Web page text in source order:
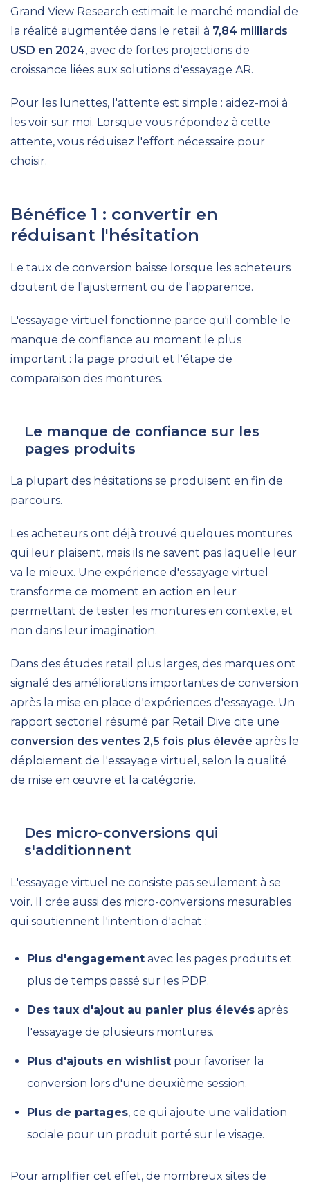
Grand View Research estimait le marché mondial de
la réalité augmentée dans le retail à 7,84 milliards
USD en 2024, avec de fortes projections de
croissance liées aux solutions d'essayage AR.
Pour les lunettes, l'attente est simple : aidez-moi à
les voir sur moi. Lorsque vous répondez à cette
attente, vous réduisez l'effort nécessaire pour
choisir.
Bénéfice 1 : convertir en
réduisant l'hésitation
Le taux de conversion baisse lorsque les acheteurs
doutent de l'ajustement ou de l'apparence.
L'essayage virtuel fonctionne parce qu'il comble le
manque de confiance au moment le plus
important : la page produit et l'étape de
comparaison des montures.
Le manque de confiance sur les
pages produits
La plupart des hésitations se produisent en fin de
parcours.
Les acheteurs ont déjà trouvé quelques montures
qui leur plaisent, mais ils ne savent pas laquelle leur
va le mieux. Une expérience d'essayage virtuel
transforme ce moment en action en leur
permettant de tester les montures en contexte, et
non dans leur imagination.
Dans des études retail plus larges, des marques ont
signalé des améliorations importantes de conversion
après la mise en place d'expériences d'essayage. Un
rapport sectoriel résumé par Retail Dive cite une
conversion des ventes 2,5 fois plus élevée après le
déploiement de l'essayage virtuel, selon la qualité
de mise en œuvre et la catégorie.
Des micro-conversions qui
s'additionnent
L'essayage virtuel ne consiste pas seulement à se
voir. Il crée aussi des micro-conversions mesurables
qui soutiennent l'intention d'achat :
Plus d'engagement avec les pages produits et
plus de temps passé sur les PDP.
Des taux d'ajout au panier plus élevés après
l'essayage de plusieurs montures.
Plus d'ajouts en wishlist pour favoriser la
conversion lors d'une deuxième session.
Plus de partages, ce qui ajoute une validation
sociale pour un produit porté sur le visage.
Pour amplifier cet effet, de nombreux sites de